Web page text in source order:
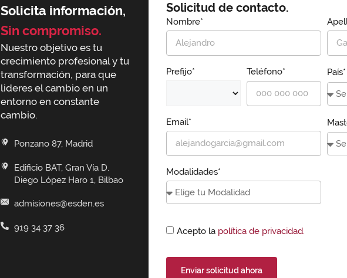
Solicita información,
Sin compromiso.
Nuestro objetivo es tu
crecimiento profesional y tu
transformación, para que
lideres el cambio en un
entorno en constante
cambio.
Ponzano 87, Madrid
Edificio BAT, Gran Vía D.
Diego López Haro 1, Bilbao
admisiones@esden.es
919 34 37 36
Solicitud de contacto.
Nombre*
Prefijo* Teléfono* País*
Email*
Modalidades*
Acepto la política de privacidad.
Enviar solicitud ahora